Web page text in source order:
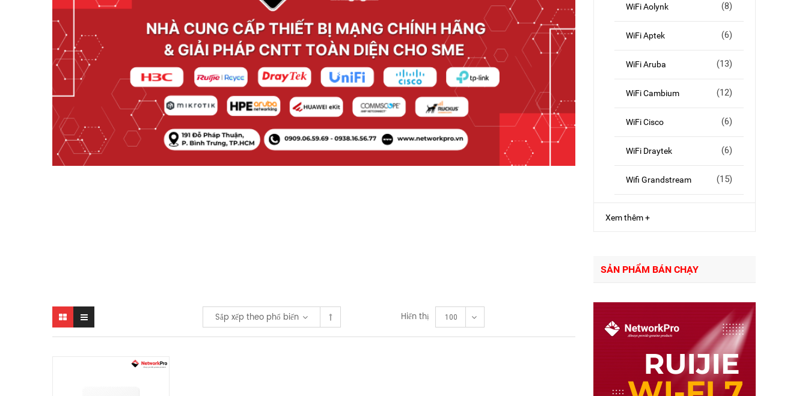
Sắp xếp theo phổ biến Hiển thị 100
WiFi Aolynk (8)
WiFi Aptek (6)
WiFi Aruba (13)
WiFi Cambium (12)
WiFi Cisco (6)
WiFi Draytek (6)
Wifi Grandstream (15)
Xem thêm +
SẢN PHẨM BÁN CHẠY